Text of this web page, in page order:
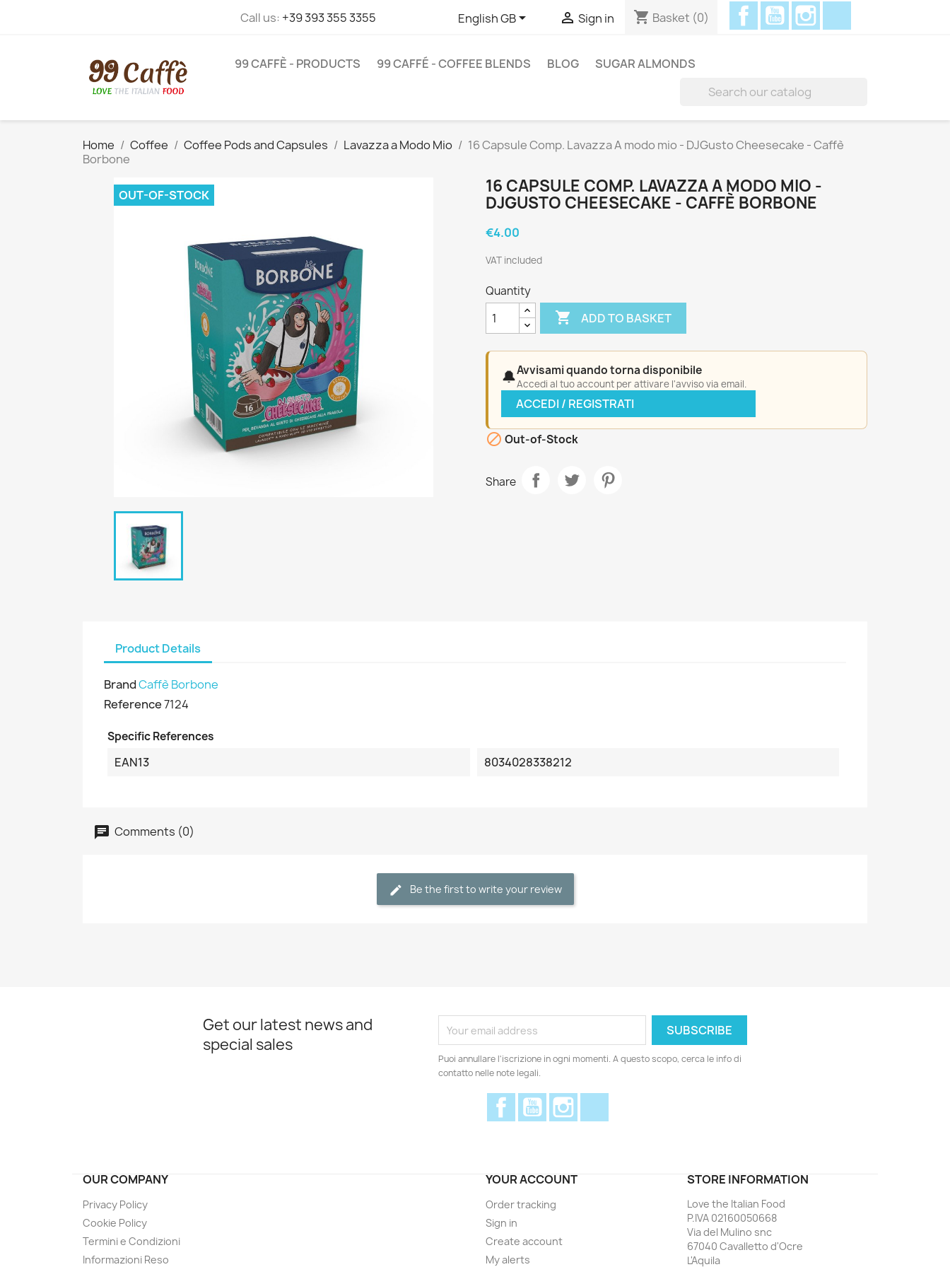
Call us: +39 393 355 3355 English GB  Sign in shopping_cart Basket (0)
FacebookYouTube
99 CAFFÈ - PRODUCTS 99 CAFFÉ - COFFEE BLENDS BLOG SUGAR ALMONDS
Home Coffee Coffee Pods and Capsules Lavazza a Modo Mio
16 Capsule Comp. Lavazza A modo mio - DJGusto Cheesecake - Caffè
Borbone
OUT-OF-STOCK
16 CAPSULE COMP. LAVAZZA A MODO MIO -
DJGUSTO CHEESECAKE - CAFFÈ BORBONE
€4.00
VAT included
Quantity
 ADD TO BASKET
🔔Avvisami quando torna disponibile
Accedi al tuo account per attivare l'avviso via email.
ACCEDI / REGISTRATI
 Out-of-Stock
Share
Product Details
BrandCaffè Borbone
Reference7124
Specific References
EAN13 8034028338212
Comments (0)
Be the first to write your review
Get our latest news and
special sales
Puoi annullare l'iscrizione in ogni momenti. A questo scopo, cerca le info di
contatto nelle note legali.
FacebookYouTube
OUR COMPANY
Privacy Policy
Cookie Policy
Termini e Condizioni
Informazioni Reso
YOUR ACCOUNT
Order tracking
Sign in
Create account
My alerts
STORE INFORMATION
Love the Italian Food
P.IVA 02160050668
Via del Mulino snc
67040 Cavalletto d'Ocre
L'Aquila